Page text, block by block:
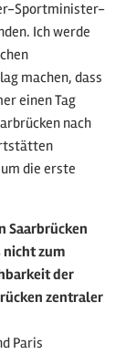
Sportminister-
Ich werde
machen, dass
einen Tag
nach
die erste
Saarbrücken
nicht zum
der
zentraler
Paris